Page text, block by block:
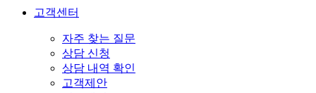
고객센터
자주 찾는 질문
상담 신청
상담 내역 확인
고객제안